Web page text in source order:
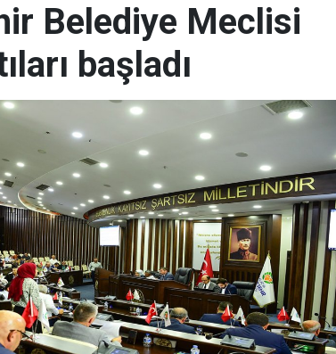
Belediye Meclisi
başladı